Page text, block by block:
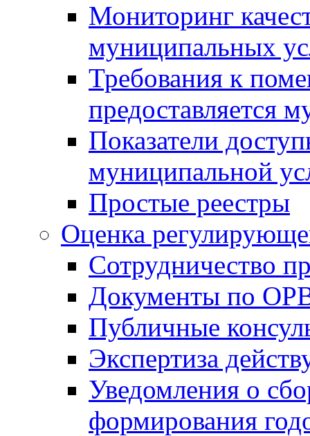
Мониторинг
муниципальных
Требования к
предоставляется
Показатели
муниципальной
Простые реестры
Оценка
Сотрудничество
Документы по
Публичные
Экспертиза
Уведомления о
формирования